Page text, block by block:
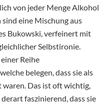
von jeder Menge Alkohol
eine Mischung aus
Bukowski, verfeinert mit
Selbstironie.
Reihe
belegen, dass sie als
Das ist oft wichtig,
faszinierend, dass sie